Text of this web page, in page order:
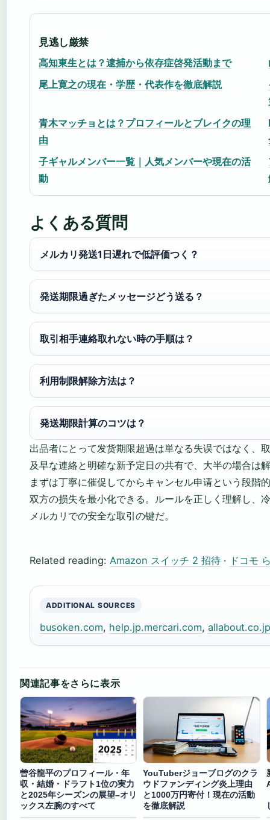
見逃し厳禁
高知東生とは？逮捕から依存症啓発活動まで
尾上寛之の現在・学歴・代表作を徹底解説
青木マッチョとは？プロフィールとブレイクの理
由
子ギャルメンバー一覧｜人気メンバーや現在の活
動
よくある質問
メルカリ発送1日遅れで低評価つく？
発送期限過ぎたメッセージどう送る？
取引相手連絡取れない時の手順は？
利用制限解除方法は？
発送期限計算のコツは？
出品者にとって发货期限超過は単なる失误ではなく、
及早な連絡と明確な新予定日の共有で、大半の場合は
まずは丁寧に催促してからキャンセル申请という段階
双方の损失を最小化できる。ルールを正しく理解し、
メルカリでの安全な取引の键だ。
Related reading: Amazon スイッチ 2 招待 · ドコモ
ADDITIONAL SOURCES
busoken.com, help.jp.mercari.com, allabout.co.jp
関連記事をさらに表示
曽谷龍平のプロフィール・年
収・結婚・ドラフト1位の実力
と2025年シーズンの展望–オリ
ックス左腕のすべて
YouTuberジョーブログのクラ
ウドファンディング炎上理由
と1000万円寄付！現在の活動
を徹底解説